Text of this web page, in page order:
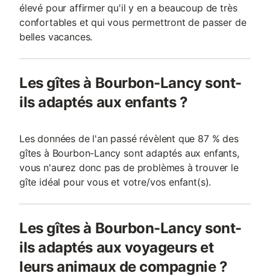
élevé pour affirmer qu'il y en a beaucoup de très
confortables et qui vous permettront de passer de
belles vacances.
Les gîtes à Bourbon-Lancy sont-
ils adaptés aux enfants ?
Les données de l'an passé révèlent que 87 % des
gîtes à Bourbon-Lancy sont adaptés aux enfants,
vous n'aurez donc pas de problèmes à trouver le
gîte idéal pour vous et votre/vos enfant(s).
Les gîtes à Bourbon-Lancy sont-
ils adaptés aux voyageurs et
leurs animaux de compagnie ?